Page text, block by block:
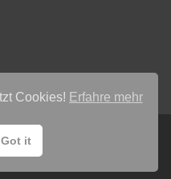
Lübeck e.V
Bam.
Cookies! Erfahre mehr
Got it